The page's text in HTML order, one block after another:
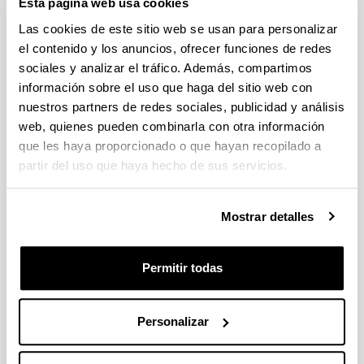
Esta página web usa cookies
Las cookies de este sitio web se usan para personalizar
el contenido y los anuncios, ofrecer funciones de redes
sociales y analizar el tráfico. Además, compartimos
información sobre el uso que haga del sitio web con
nuestros partners de redes sociales, publicidad y análisis
web, quienes pueden combinarla con otra información
que les haya proporcionado o que hayan recopilado a
partir del uso que haya hecho de sus servicios.
Mostrar detalles
Permitir todas
Personalizar
Derrigorrezko eremuak